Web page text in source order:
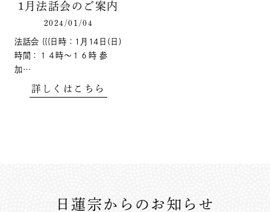
1月法話会のご案内
2024/01/04
法話会 {{{日時：1月14日(日)
時間：１４時～１６時 参
加…
詳しくはこちら
日蓮宗からのお知らせ